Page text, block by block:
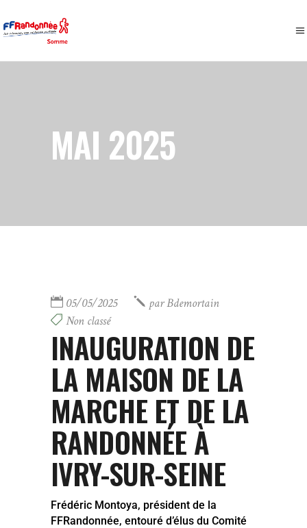
MAI 2025
05/05/2025 parBdemortain
Non classé
INAUGURATION DE
LA MAISON DE LA
MARCHE ET DE LA
RANDONNÉE À
IVRY-SUR-SEINE
Frédéric Montoya, président de la
FFRandonnée, entouré d’élus du Comité